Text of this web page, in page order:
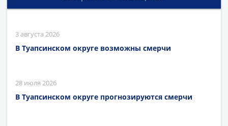
3 августа 2026
В Туапсинском округе возможны смерчи
28 июля 2026
В Туапсинском округе прогнозируются смерчи